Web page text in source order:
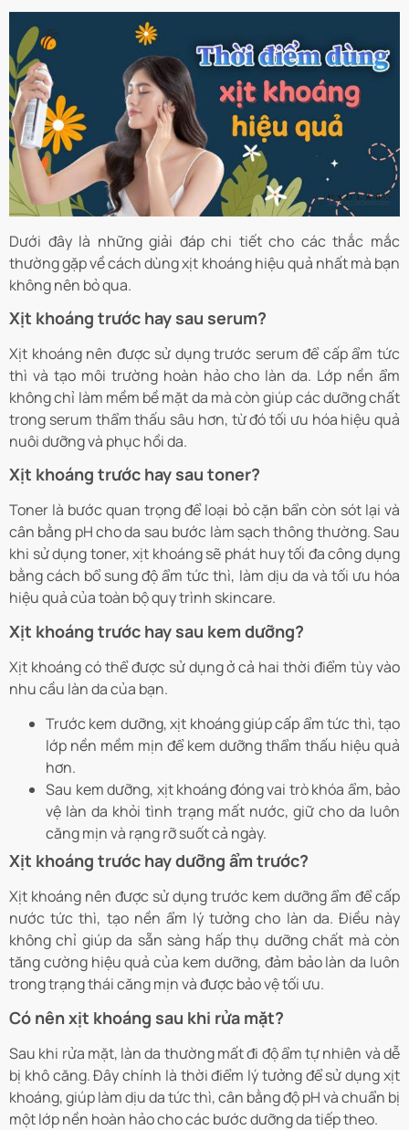
Dưới đây là những giải đáp chi tiết cho các thắc mắc
thường gặp về cách dùng xịt khoáng hiệu quả nhất mà bạn
không nên bỏ qua.
Xịt khoáng trước hay sau serum?
Xịt khoáng nên được sử dụng trước serum để cấp ẩm tức
thì và tạo môi trường hoàn hảo cho làn da. Lớp nền ẩm
không chỉ làm mềm bề mặt da mà còn giúp các dưỡng chất
trong serum thẩm thấu sâu hơn, từ đó tối ưu hóa hiệu quả
nuôi dưỡng và phục hồi da.
Xịt khoáng trước hay sau toner?
Toner là bước quan trọng để loại bỏ cặn bẩn còn sót lại và
cân bằng pH cho da sau bước làm sạch thông thường. Sau
khi sử dụng toner, xịt khoáng sẽ phát huy tối đa công dụng
bằng cách bổ sung độ ẩm tức thì, làm dịu da và tối ưu hóa
hiệu quả của toàn bộ quy trình skincare.
Xịt khoáng trước hay sau kem dưỡng?
Xịt khoáng có thể được sử dụng ở cả hai thời điểm tùy vào
nhu cầu làn da của bạn.
Trước kem dưỡng, xịt khoáng giúp cấp ẩm tức thì, tạo
lớp nền mềm mịn để kem dưỡng thẩm thấu hiệu quả
hơn.
Sau kem dưỡng, xịt khoáng đóng vai trò khóa ẩm, bảo
vệ làn da khỏi tình trạng mất nước, giữ cho da luôn
căng mịn và rạng rỡ suốt cả ngày.
Xịt khoáng trước hay dưỡng ẩm trước?
Xịt khoáng nên được sử dụng trước kem dưỡng ẩm để cấp
nước tức thì, tạo nền ẩm lý tưởng cho làn da. Điều này
không chỉ giúp da sẵn sàng hấp thụ dưỡng chất mà còn
tăng cường hiệu quả của kem dưỡng, đảm bảo làn da luôn
trong trạng thái căng mịn và được bảo vệ tối ưu.
Có nên xịt khoáng sau khi rửa mặt?
Sau khi rửa mặt, làn da thường mất đi độ ẩm tự nhiên và dễ
bị khô căng. Đây chính là thời điểm lý tưởng để sử dụng xịt
khoáng, giúp làm dịu da tức thì, cân bằng độ pH và chuẩn bị
một lớp nền hoàn hảo cho các bước dưỡng da tiếp theo.